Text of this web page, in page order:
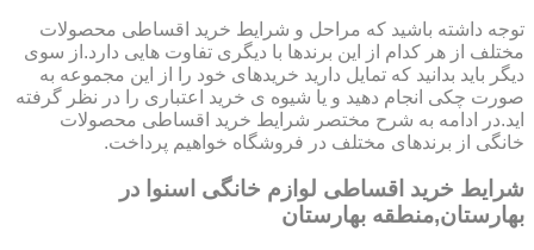
توجه داشته باشید که مراحل و شرایط خرید اقساطی محصولات
مختلف از هر کدام از این برندها با دیگری تفاوت هایی دارد.از سوی
دیگر باید بدانید که تمایل دارید خریدهای خود را از این مجموعه به
صورت چکی انجام دهید و یا شیوه ی خرید اعتباری را در نظر گرفته
اید.در ادامه به شرح مختصر شرایط خرید اقساطی محصولات
خانگی از برندهای مختلف در فروشگاه خواهیم پرداخت.
شرایط خرید اقساطی لوازم خانگی اسنوا در
بهارستان,منطقه بهارستان